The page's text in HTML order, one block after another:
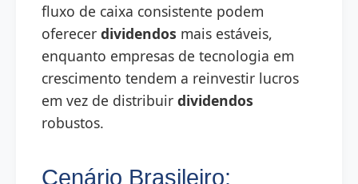
fluxo de caixa consistente podem
oferecer dividendos mais estáveis,
enquanto empresas de tecnologia em
crescimento tendem a reinvestir lucros
em vez de distribuir dividendos
robustos.
Cenário Brasileiro: